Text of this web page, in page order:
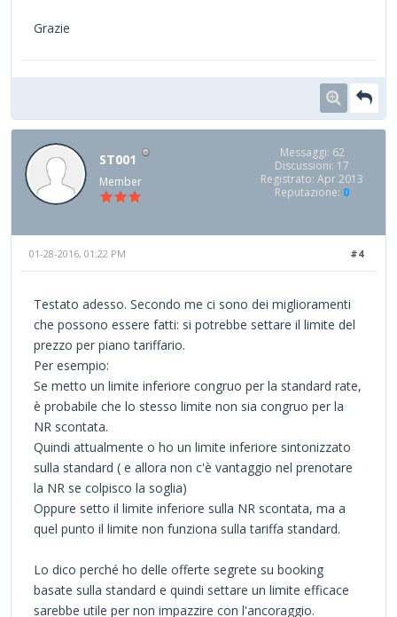
Grazie
ST001
Member
Messaggi: 62
Discussioni: 17
Registrato: Apr 2013
Reputazione: 0
#4
01-28-2016, 01:22 PM
Testato adesso. Secondo me ci sono dei miglioramenti
che possono essere fatti: si potrebbe settare il limite del
prezzo per piano tariffario.
Per esempio:
Se metto un limite inferiore congruo per la standard rate,
è probabile che lo stesso limite non sia congruo per la
NR scontata.
Quindi attualmente o ho un limite inferiore sintonizzato
sulla standard ( e allora non c'è vantaggio nel prenotare
la NR se colpisco la soglia)
Oppure setto il limite inferiore sulla NR scontata, ma a
quel punto il limite non funziona sulla tariffa standard.
Lo dico perché ho delle offerte segrete su booking
basate sulla standard e quindi settare un limite efficace
sarebbe utile per non impazzire con l'ancoraggio.